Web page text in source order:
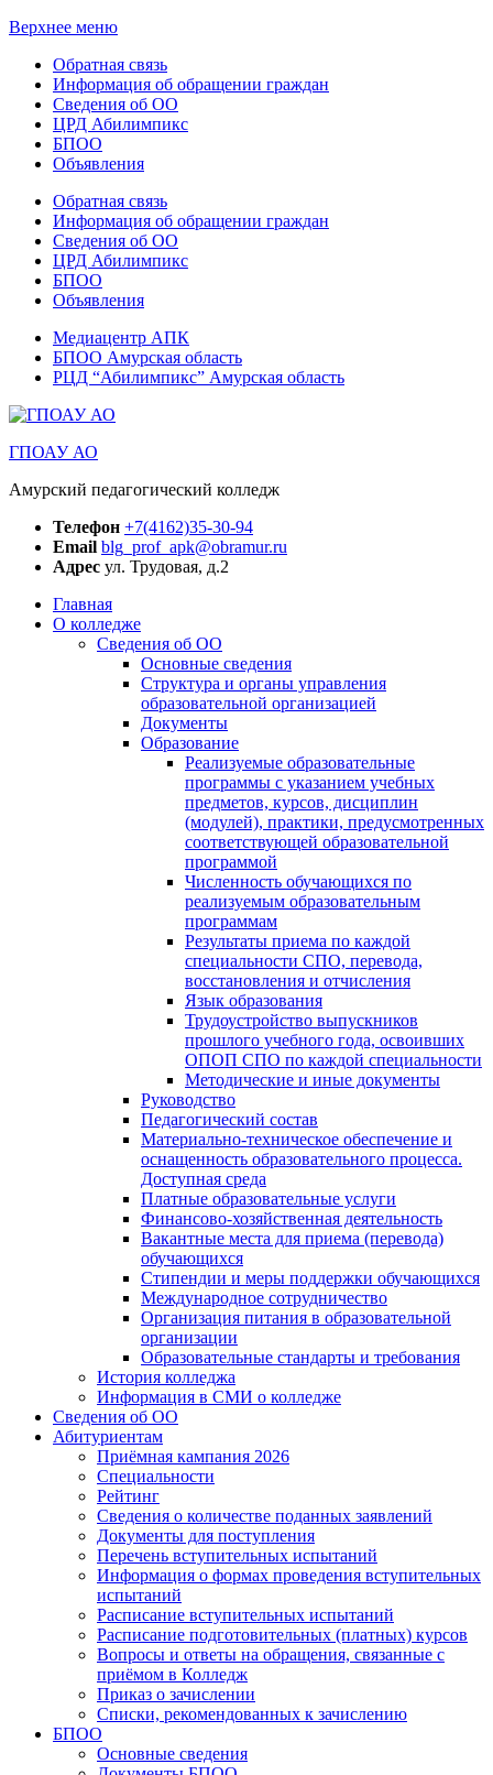
Верхнее меню
Обратная связь
Информация об обращении граждан
Сведения об ОО
ЦРД Абилимпикс
БПОО
Объявления
Обратная связь
Информация об обращении граждан
Сведения об ОО
ЦРД Абилимпикс
БПОО
Объявления
Медиацентр АПК
БПОО Амурская область
РЦД “Абилимпикс” Амурская область
ГПОАУ АО
Амурский педагогический колледж
Телефон +7(4162)35-30-94
Email blg_prof_apk@obramur.ru
Адрес ул. Трудовая, д.2
Главная
О колледже
Сведения об ОО
Основные сведения
Структура и органы управления
образовательной организацией
Документы
Образование
Реализуемые образовательные
программы с указанием учебных
предметов, курсов, дисциплин
(модулей), практики, предусмотренных
соответствующей образовательной
программой
Численность обучающихся по
реализуемым образовательным
программам
Результаты приема по каждой
специальности СПО, перевода,
восстановления и отчисления
Язык образования
Трудоустройство выпускников
прошлого учебного года, освоивших
ОПОП СПО по каждой специальности
Методические и иные документы
Руководство
Педагогический состав
Материально-техническое обеспечение и
оснащенность образовательного процесса.
Доступная среда
Платные образовательные услуги
Финансово-хозяйственная деятельность
Вакантные места для приема (перевода)
обучающихся
Стипендии и меры поддержки обучающихся
Международное сотрудничество
Организация питания в образовательной
организации
Образовательные стандарты и требования
История колледжа
Информация в СМИ о колледже
Сведения об ОО
Абитуриентам
Приёмная кампания 2026
Специальности
Рейтинг
Сведения о количестве поданных заявлений
Документы для поступления
Перечень вступительных испытаний
Информация о формах проведения вступительных
испытаний
Расписание вступительных испытаний
Расписание подготовительных (платных) курсов
Вопросы и ответы на обращения, связанные с
приёмом в Колледж
Приказ о зачислении
Списки, рекомендованных к зачислению
БПОО
Основные сведения